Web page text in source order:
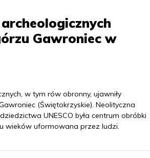
Gawroniec w
w tym rów obronny, ujawniły
(Świętokrzyskie). Neolityczna
UNESCO była centrum obróbki
wieków uformowana przez ludzi.